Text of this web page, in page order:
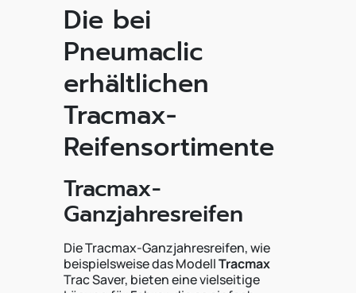
Die bei
Pneumaclic
erhältlichen
Tracmax-
Reifensortimente
Tracmax-
Ganzjahresreifen
Die Tracmax-Ganzjahresreifen, wie
beispielsweise das ModellTracmax
Trac Saver, bieten eine vielseitige